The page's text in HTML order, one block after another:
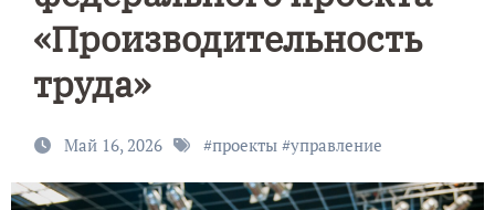
«Производительность
труда»
Май 16, 2026 #проекты#управление